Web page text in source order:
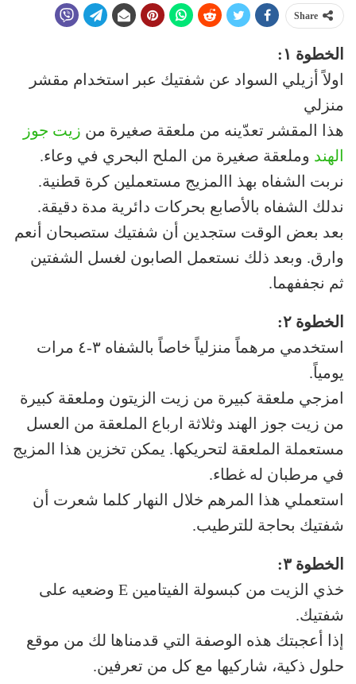
Share
الخطوة ١:
اولاً أزيلي السواد عن شفتيك عبر استخدام مقشر
منزلي
هذا المقشر تعدّينه من ملعقة صغيرة من زيت جوز
الهند وملعقة صغيرة من الملح البحري في وعاء.
نربت الشفاه بهذ االمزيج مستعملين كرة قطنية.
ندلك الشفاه بالأصابع بحركات دائرية مدة دقيقة.
بعد بعض الوقت ستجدين أن شفتيك ستصبحان أنعم
وارق. وبعد ذلك نستعمل الصابون لغسل الشفتين
ثم نجففهما.
الخطوة ٢:
استخدمي مرهماً منزلياً خاصاً بالشفاه ٣-٤ مرات
يومياً.
امزجي ملعقة كبيرة من زيت الزيتون وملعقة كبيرة
من زيت جوز الهند وثلاثة ارباع الملعقة من العسل
مستعملة الملعقة لتحريكها. يمكن تخزين هذا المزيج
في مرطبان له غطاء.
استعملي هذا المرهم خلال النهار كلما شعرت أن
شفتيك بحاجة للترطيب.
الخطوة ٣:
خذي الزيت من كبسولة الفيتامين E وضعيه على
شفتيك.
إذا أعجبتك هذه الوصفة التي قدمناها لك من موقع
حلول ذكية، شاركيها مع كل من تعرفين.